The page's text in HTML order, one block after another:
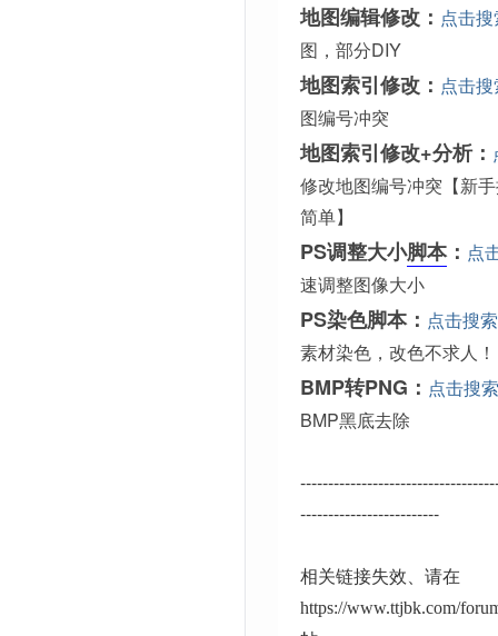
地图编辑修改： 点击
图，部分DIY
地图索引修改： 点击
图编号冲突
地图索引修改+分析：
修改地图编号冲突【新
简单】
PS调整大小脚本： 点
速调整图像大小
PS染色脚本： 点击搜索
素材染色，改色不求人！
BMP转PNG： 点击搜索
BMP黑底去除
-------------------------
相关链接失效、请在
https://www.ttjbk.com/